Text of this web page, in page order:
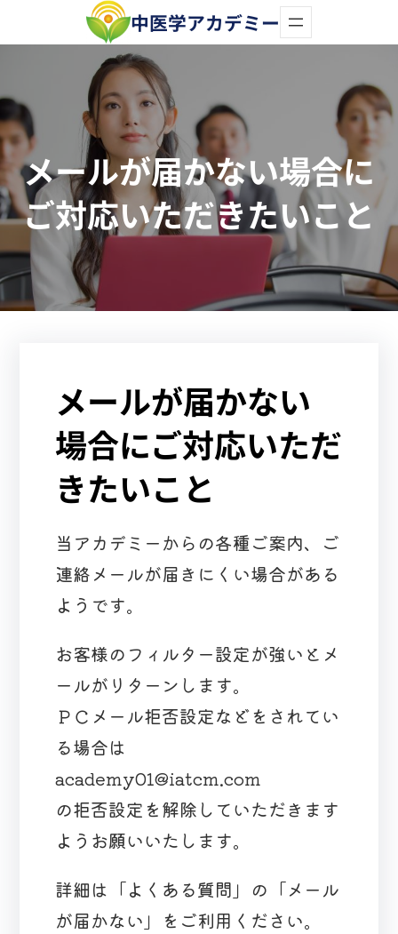
容
ス
キ
ッ
プ
中医学アカデミー
メールが届かない場合に
ご対応いただきたいこと
メールが届かない
場合にご対応いただ
きたいこと
当アカデミーからの各種ご案内、ご
連絡メールが届きにくい場合がある
ようです。
お客様のフィルター設定が強いとメ
ールがリターンします。
ＰＣメール拒否設定などをされてい
る場合は
academy01@iatcm.com
の拒否設定を解除していただきます
ようお願いいたします。
詳細は「よくある質問」の「メール
が届かない」をご利用ください。